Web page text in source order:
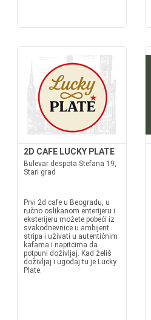
2D CAFE LUCKY PLATE
Bulevar despota Stefana 19,
Stari grad
Prvi 2d cafe u Beogradu, u
ručno oslikanom enterijeru i
eksterijeru možete pobeći iz
svakodnevnice u ambijent
stripa i uživati u autentičnim
kafama i napitcima da
potpuni doživljaj. Kad želiš
doživljaj i ugođaj tu je Lucky
Plate.